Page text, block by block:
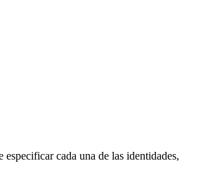
especificar cada una de las identidades,